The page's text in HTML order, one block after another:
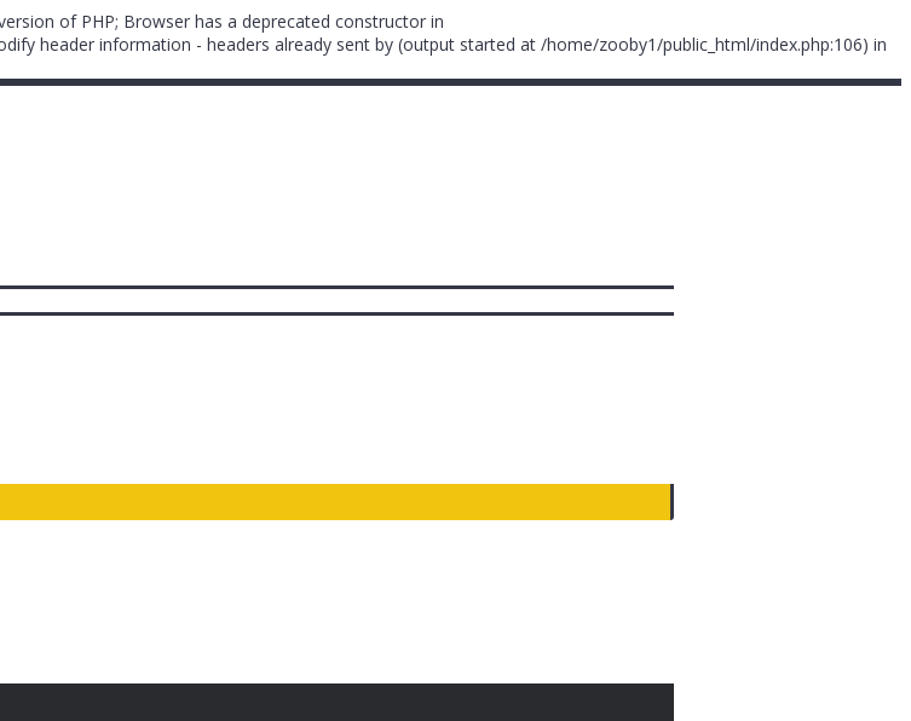
of PHP; Browser has a deprecated constructor in
header information - headers already sent by (output started at /home/zooby1/public_html/index.php:106) in